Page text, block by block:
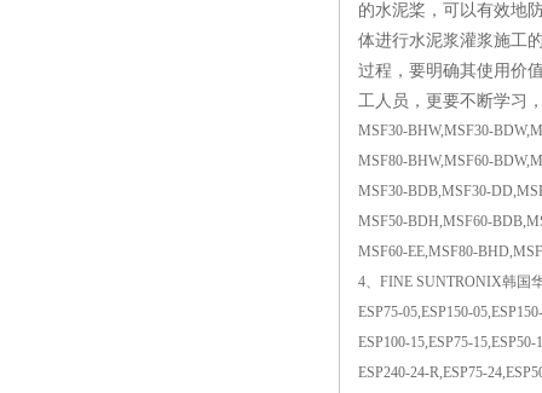
的水泥桨，可以有效地
体进行水泥浆灌浆施工
过程，要明确其使用价
工人员，更要不断学习
MSF30-BHW,MSF30-
MSF80-BHW,MSF60-
MSF30-BDB,MSF30-
MSF50-BDH,MSF60-
MSF60-EE,MSF80-
4、FINE SUNTRONIX韩国华
ESP75-05,ESP150-
ESP100-15,ESP75-
ESP240-24-R,ESP75-